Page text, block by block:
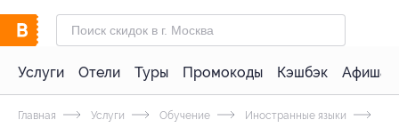
Услуги Отели Туры Промокоды Кэшбэк Афиша
Главная Услуги Обучение Иностранные языки